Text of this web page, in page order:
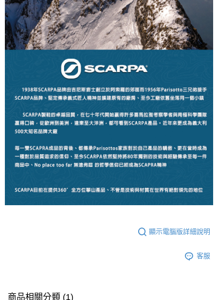
顯示電腦版詳細說明
客服
商品相關分類 (1)